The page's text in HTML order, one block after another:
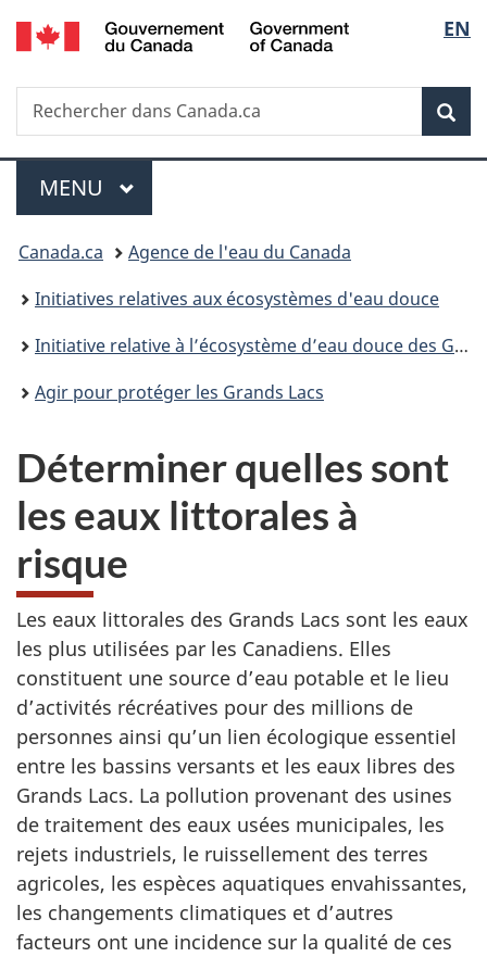
Passer
au
principal
Passer
à
Au
du
Passer
à
version
simplifiée
de
la
EN
Recherche
Rechercher
dans
Menu
MENU PRINCIPAL
Vous
êtes
ici :
Canada.ca
Agence de l'eau du Canada
Initiatives relatives aux écosystèmes d'eau douce
Initiative relative à l’écosystème d’eau douce des Grands Lacs
Agir pour protéger les Grands Lacs
Déterminer quelles sont
les eaux littorales à
risque
Les eaux littorales des Grands Lacs sont les eaux
les plus utilisées par les Canadiens. Elles
constituent une source d’eau potable et le lieu
d’activités récréatives pour des millions de
personnes ainsi qu’un lien écologique essentiel
entre les bassins versants et les eaux libres des
Grands Lacs. La pollution provenant des usines
de traitement des eaux usées municipales, les
rejets industriels, le ruissellement des terres
agricoles, les espèces aquatiques envahissantes,
les changements climatiques et d’autres
facteurs ont une incidence sur la qualité de ces